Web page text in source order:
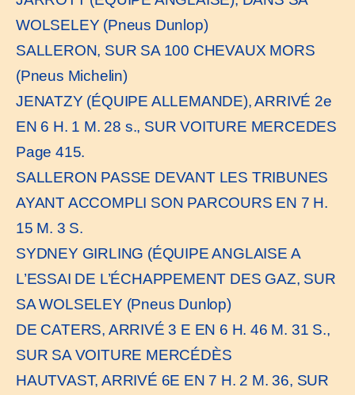
WOLSELEY (Pneus Dunlop)
SALLERON, SUR SA 100 CHEVAUX MORS
(Pneus Michelin)
JENATZY (ÉQUIPE ALLEMANDE), ARRIVÉ 2e
EN 6 H. 1 M. 28 s., SUR VOITURE MERCEDES
Page 415.
SALLERON PASSE DEVANT LES TRIBUNES
AYANT ACCOMPLI SON PARCOURS EN 7 H.
15 M. 3 S.
SYDNEY GIRLING (ÉQUIPE ANGLAISE A
L’ESSAI DE L’ÉCHAPPEMENT DES GAZ, SUR
SA WOLSELEY (Pneus Dunlop)
DE CATERS, ARRIVÉ 3 E EN 6 H. 46 M. 31 S.,
SUR SA VOITURE MERCÉDÈS
HAUTVAST, ARRIVÉ 6E EN 7 H. 2 M. 36, SUR